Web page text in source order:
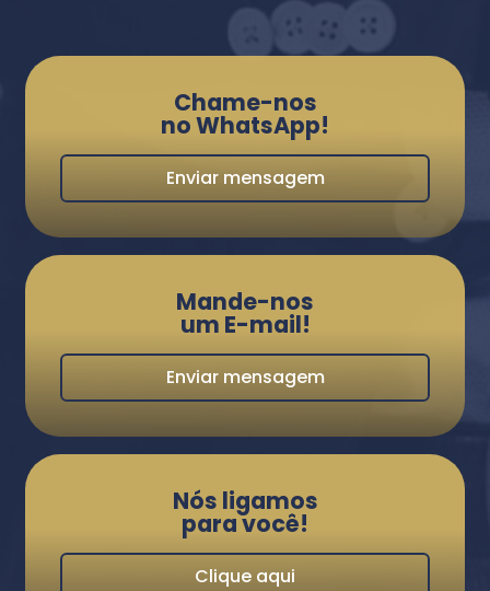
Chame-nos
no WhatsApp!
Enviar mensagem
Mande-nos
um E-mail!
Enviar mensagem
Nós ligamos
para você!
Clique aqui